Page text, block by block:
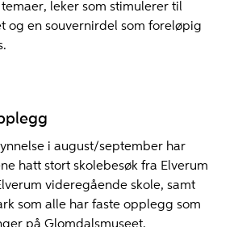
leker som stimulerer til
og en souvernirdel som foreløpig
i august/september har
hatt stort skolebesøk fra Elverum
videregående skole, samt
som alle har faste opplegg som